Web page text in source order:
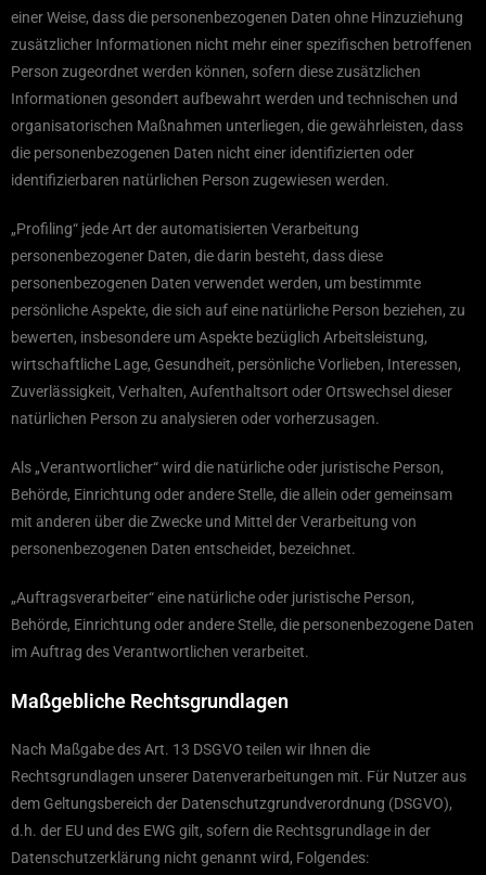
einer Weise, dass die personenbezogenen Daten ohne Hinzuziehung
zusätzlicher Informationen nicht mehr einer spezifischen betroffenen
Person zugeordnet werden können, sofern diese zusätzlichen
Informationen gesondert aufbewahrt werden und technischen und
organisatorischen Maßnahmen unterliegen, die gewährleisten, dass
die personenbezogenen Daten nicht einer identifizierten oder
identifizierbaren natürlichen Person zugewiesen werden.
„Profiling“ jede Art der automatisierten Verarbeitung
personenbezogener Daten, die darin besteht, dass diese
personenbezogenen Daten verwendet werden, um bestimmte
persönliche Aspekte, die sich auf eine natürliche Person beziehen, zu
bewerten, insbesondere um Aspekte bezüglich Arbeitsleistung,
wirtschaftliche Lage, Gesundheit, persönliche Vorlieben, Interessen,
Zuverlässigkeit, Verhalten, Aufenthaltsort oder Ortswechsel dieser
natürlichen Person zu analysieren oder vorherzusagen.
Als „Verantwortlicher“ wird die natürliche oder juristische Person,
Behörde, Einrichtung oder andere Stelle, die allein oder gemeinsam
mit anderen über die Zwecke und Mittel der Verarbeitung von
personenbezogenen Daten entscheidet, bezeichnet.
„Auftragsverarbeiter“ eine natürliche oder juristische Person,
Behörde, Einrichtung oder andere Stelle, die personenbezogene Daten
im Auftrag des Verantwortlichen verarbeitet.
Maßgebliche Rechtsgrundlagen
Nach Maßgabe des Art. 13 DSGVO teilen wir Ihnen die
Rechtsgrundlagen unserer Datenverarbeitungen mit. Für Nutzer aus
dem Geltungsbereich der Datenschutzgrundverordnung (DSGVO),
d.h. der EU und des EWG gilt, sofern die Rechtsgrundlage in der
Datenschutzerklärung nicht genannt wird, Folgendes: